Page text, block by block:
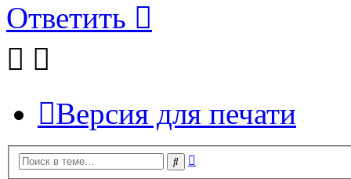
Ответить
Версия для печати
Поиск